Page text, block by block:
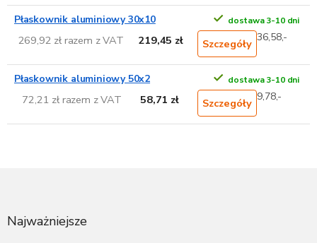
Płaskownik aluminiowy 30x10 dostawa 3-10 dni
269,92 zł razem z VAT 219,45 zł Szczegóły 36,58,-
Płaskownik aluminiowy 50x2 dostawa 3-10 dni
72,21 zł razem z VAT 58,71 zł Szczegóły 9,78,-
Najważniejsze